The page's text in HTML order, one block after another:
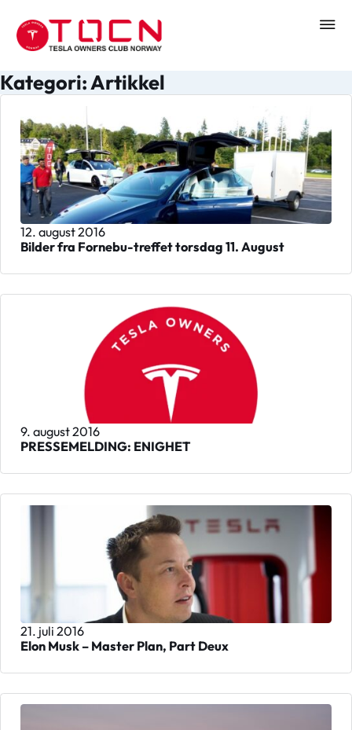
Kategori: Artikkel
12. august 2016
Bilder fra Fornebu-treffet torsdag 11. August
9. august 2016
PRESSEMELDING: ENIGHET
21. juli 2016
Elon Musk – Master Plan, Part Deux